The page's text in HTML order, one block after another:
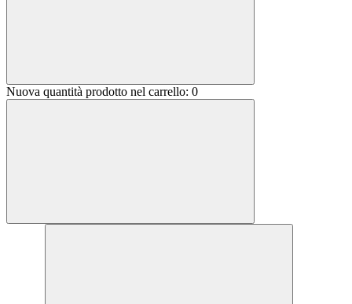
Nuova quantità prodotto nel carrello: 0